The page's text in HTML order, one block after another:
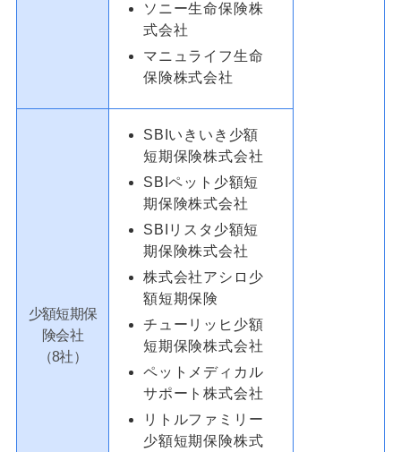
ソニー生命保険株
式会社
マニュライフ生命
保険株式会社
少額短期保
険会社
（8社）
SBIいきいき少額
短期保険株式会社
SBIペット少額短
期保険株式会社
SBIリスタ少額短
期保険株式会社
株式会社アシロ少
額短期保険
チューリッヒ少額
短期保険株式会社
ペットメディカル
サポート株式会社
リトルファミリー
少額短期保険株式